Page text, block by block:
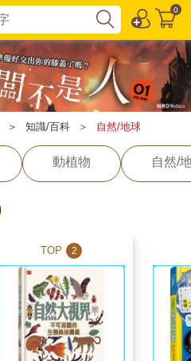
0
＞ 知識/百科 ＞ 自然/地球
動植物 自然/
TOP 2